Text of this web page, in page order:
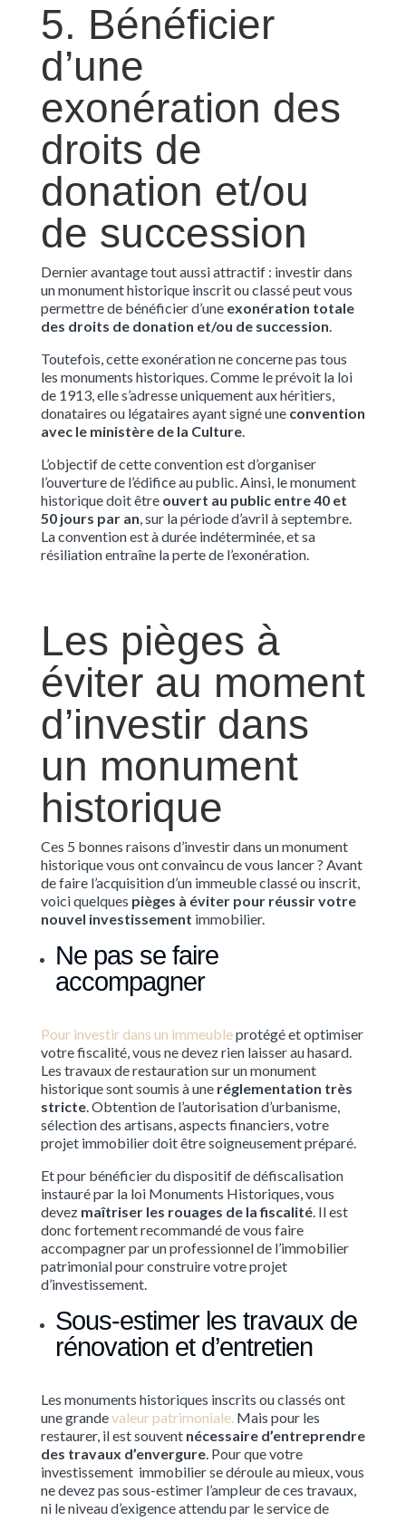
5. Bénéficier
d’une
exonération des
droits de
donation et/ou
de succession
Dernier avantage tout aussi attractif : investir dans
un monument historique inscrit ou classé peut vous
permettre de bénéficier d’une exonération totale
des droits de donation et/ou de succession.
Toutefois, cette exonération ne concerne pas tous
les monuments historiques. Comme le prévoit la loi
de 1913, elle s’adresse uniquement aux héritiers,
donataires ou légataires ayant signé une convention
avec le ministère de la Culture.
L’objectif de cette convention est d’organiser
l’ouverture de l’édifice au public. Ainsi, le monument
historique doit être ouvert au public entre 40 et
50 jours par an, sur la période d’avril à septembre.
La convention est à durée indéterminée, et sa
résiliation entraîne la perte de l’exonération.
Les pièges à
éviter au moment
d’investir dans
un monument
historique
Ces 5 bonnes raisons d’investir dans un monument
historique vous ont convaincu de vous lancer ? Avant
de faire l’acquisition d’un immeuble classé ou inscrit,
voici quelques pièges à éviter pour réussir votre
nouvel investissement immobilier.
Ne pas se faire
accompagner
Pour investir dans un immeubleprotégé et optimiser
votre fiscalité, vous ne devez rien laisser au hasard.
Les travaux de restauration sur un monument
historique sont soumis à une réglementation très
stricte. Obtention de l’autorisation d’urbanisme,
sélection des artisans, aspects financiers, votre
projet immobilier doit être soigneusement préparé.
Et pour bénéficier du dispositif de défiscalisation
instauré par la loi Monuments Historiques, vous
devez maîtriser les rouages de la fiscalité. Il est
donc fortement recommandé de vous faire
accompagner par un professionnel de l’immobilier
patrimonial pour construire votre projet
d’investissement.
Sous-estimer les travaux de
rénovation et d’entretien
Les monuments historiques inscrits ou classés ont
une grandevaleur patrimoniale.Mais pour les
restaurer, il est souvent nécessaire d’entreprendre
des travaux d’envergure. Pour que votre
investissement immobilier se déroule au mieux, vous
ne devez pas sous-estimer l’ampleur de ces travaux,
ni le niveau d’exigence attendu par le service de